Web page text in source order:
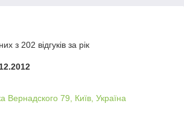
з 202 відгуків за рік
Вернадского 79, Київ, Україна